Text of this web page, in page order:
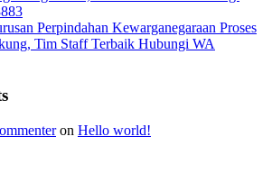
Perpindahan Kewarganegaraan Proses
Tim Staff Terbaik Hubungi WA
on Hello world!